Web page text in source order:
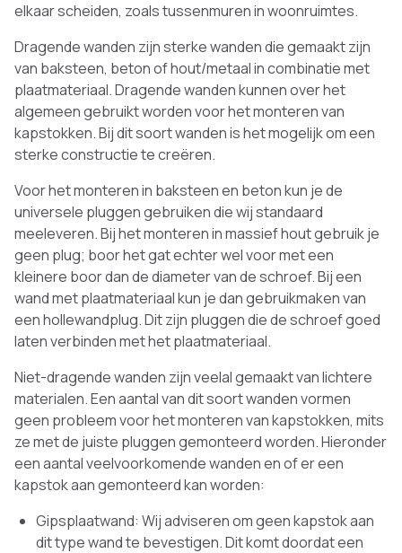
elkaar scheiden, zoals tussenmuren in woonruimtes.
Dragende wanden zijn sterke wanden die gemaakt zijn
van baksteen, beton of hout/metaal in combinatie met
plaatmateriaal. Dragende wanden kunnen over het
algemeen gebruikt worden voor het monteren van
kapstokken. Bij dit soort wanden is het mogelijk om een
sterke constructie te creëren.
Voor het monteren in baksteen en beton kun je de
universele pluggen gebruiken die wij standaard
meeleveren. Bij het monteren in massief hout gebruik je
geen plug; boor het gat echter wel voor met een
kleinere boor dan de diameter van de schroef. Bij een
wand met plaatmateriaal kun je dan gebruikmaken van
een hollewandplug. Dit zijn pluggen die de schroef goed
laten verbinden met het plaatmateriaal.
Niet-dragende wanden zijn veelal gemaakt van lichtere
materialen. Een aantal van dit soort wanden vormen
geen probleem voor het monteren van kapstokken, mits
ze met de juiste pluggen gemonteerd worden. Hieronder
een aantal veelvoorkomende wanden en of er een
kapstok aan gemonteerd kan worden:
Gipsplaatwand: Wij adviseren om geen kapstok aan
dit type wand te bevestigen. Dit komt doordat een